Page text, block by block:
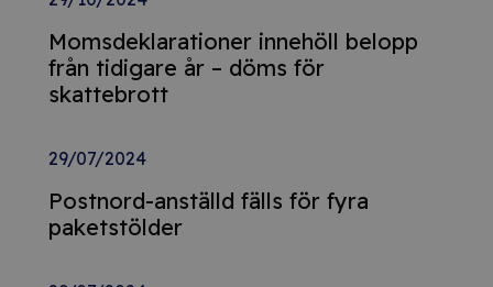
Momsdeklarationer innehöll belopp
från tidigare år – döms för
skattebrott
29/07/2024
Postnord-anställd fälls för fyra
paketstölder